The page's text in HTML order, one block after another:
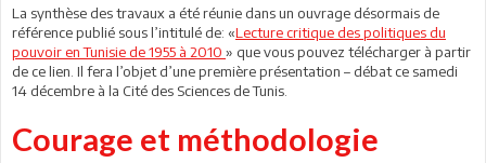
La synthèse des travaux a été réunie dans un ouvrage désormais de
référence publié sous l’intitulé de: «Lecture critique des politiques du
pouvoir en Tunisie de 1955 à 2010 » que vous pouvez télécharger à partir
de ce lien. Il fera l’objet d’une première présentation – débat ce samedi
14 décembre à la Cité des Sciences de Tunis.
Courage et méthodologie